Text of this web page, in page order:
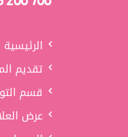
الرئيسية
تقديم
قسم
عرض